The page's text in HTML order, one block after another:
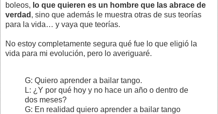
boleos, lo que quieren es un hombre que las abrace de
verdad , sino que además le muestra otras de sus teorías
para la vida… y vaya que teorías.
No estoy completamente segura qué fue lo que eligió la
vida para mi evolución, pero lo averiguaré.
G: Quiero aprender a bailar tango.
L: ¿Y por qué hoy y no hace un año o dentro de
dos meses?
G: En realidad quiero aprender a bailar tango